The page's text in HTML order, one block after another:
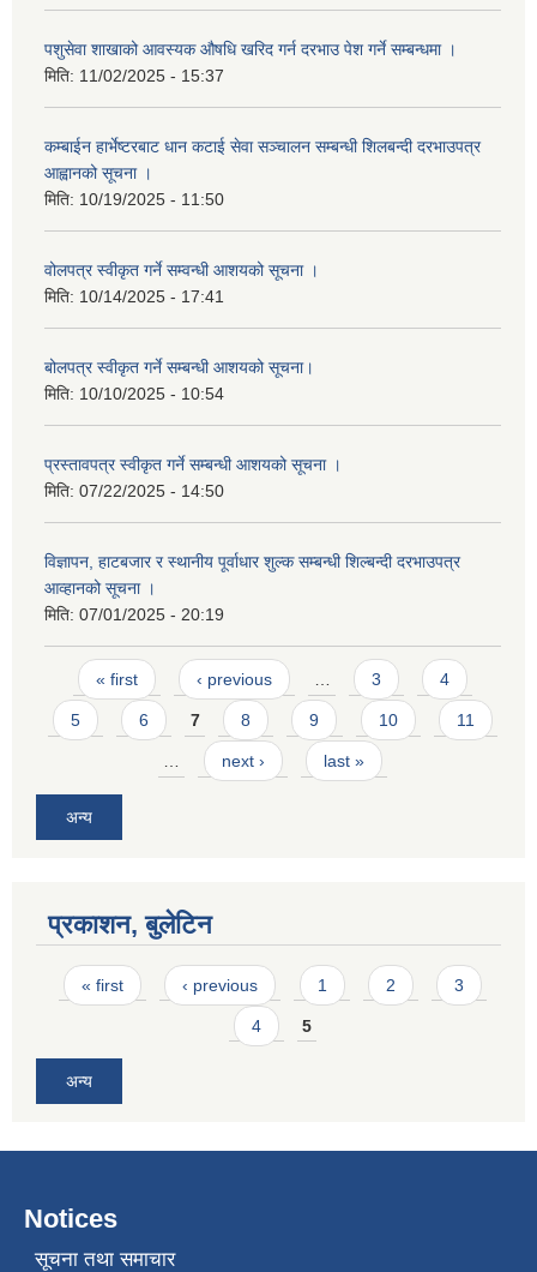
पशुसेवा शाखाको आवस्यक औषधि खरिद गर्न दरभाउ पेश गर्ने सम्बन्धमा ।
मिति: 11/02/2025 - 15:37
कम्बाईन हार्भेष्टरबाट धान कटाई सेवा सञ्चालन सम्बन्धी शिलबन्दी दरभाउपत्र
आह्वानको सूचना ।
मिति: 10/19/2025 - 11:50
वोलपत्र स्वीकृत गर्ने सम्वन्धी आशयको सूचना ।
मिति: 10/14/2025 - 17:41
बोलपत्र स्वीकृत गर्ने सम्बन्धी आशयको सूचना।
मिति: 10/10/2025 - 10:54
प्रस्तावपत्र स्वीकृत गर्ने सम्बन्धी आशयको सूचना ।
मिति: 07/22/2025 - 14:50
विज्ञापन, हाटबजार र स्थानीय पूर्वाधार शुल्क सम्बन्धी शिल्बन्दी दरभाउपत्र
आव्हानको सूचना ।
मिति: 07/01/2025 - 20:19
Pages
« first ‹ previous … 3 4
5 6 7 8 9 10 11
… next › last »
अन्य
प्रकाशन, बुलेटिन
Pages
« first ‹ previous 1 2 3
4 5
अन्य
Notices
सूचना तथा समाचार